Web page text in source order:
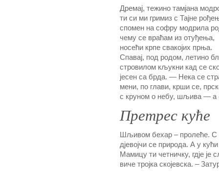
Дремај, тежино тамјана
ти си ми гримиз с Тајне
спомен на софру модрила
чему се враћам из отуђења,
носећи крпе свакојих прња.
Спавај, под родом, летино
стровилом кљукни кад се
јесен са брда. — Нека се
мени, по глави, крши се,
с круном о небу, шљива — а
Претрес куће
Шљивом бехар – пролеће. С
дјевојчи се природа. А y
Мамицу ти четничку, гдје је
виче тројка скојевска. –